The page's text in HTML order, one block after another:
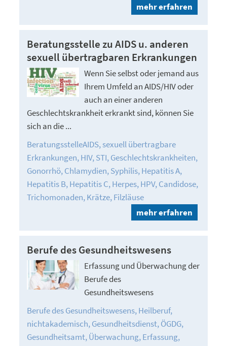
mehr erfahren
Beratungsstelle zu AIDS u. anderen
sexuell übertragbaren Erkrankungen
Wenn Sie selbst oder jemand aus
Ihrem Umfeld an AIDS/HIV oder
auch an einer anderen
Geschlechtskrankheit erkrankt sind, können Sie
sich an die ...
BeratungsstelleAIDS sexuell übertragbare
Erkrankungen HIV STI Geschlechtskrankheiten
Gonorrhö Chlamydien Syphilis Hepatitis A
Hepatitis B Hepatitis C Herpes HPV Candidose
Trichomonaden Krätze Filzläuse
mehr erfahren
Berufe des Gesundheitswesens
Erfassung und Überwachung der
Berufe des
Gesundheitswesens
Berufe des Gesundheitswesens Heilberuf
nichtakademisch Gesundheitsdienst ÖGDG
Gesundheitsamt Überwachung Erfassung